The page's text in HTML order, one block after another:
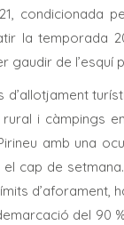
condicionada
la temporada
gaudir de l’esquí
d’allotjament
rural i càmpings
amb una
cap de
d’aforament,
del 90